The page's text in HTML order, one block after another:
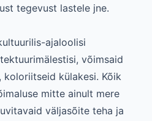
tegevust lastele jne.
ajaloolisi
võimsaid
külakesi. Kõik
mitte ainult mere
väljasõite teha ja